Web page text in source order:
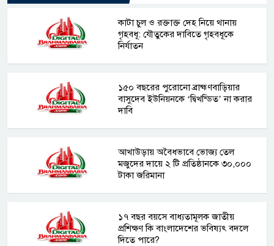
কাটা চুল ও রক্তাক্ত দেহ নিয়ে থানায়
গৃহবধূ: যৌতুকের দাবিতে গৃহবধূকে
নির্যাতন
১৫০ বছরের পুরোনো ব্রাহ্মণবাড়িয়ার
বাসুদেব ইউনিয়নকে ‘দ্বিখন্ডিত’ না করার
দাবি
আখাউড়ায় অবৈধভাবে ভোজ্য তেল
মজুদের দায়ে ২ টি প্রতিষ্ঠানকে ৩০,০০০
টাকা জরিমানা
১৭ বছর বয়সে বাধ্যতামূলক জাতীয়
প্রশিক্ষণ কি বাংলাদেশের ভবিষ্যৎ বদলে
দিতে পারে?